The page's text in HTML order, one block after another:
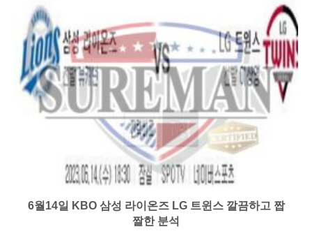
6월14일 KBO 삼성 라이온즈 LG 트윈스 깔끔하고 짭
짤한 분석